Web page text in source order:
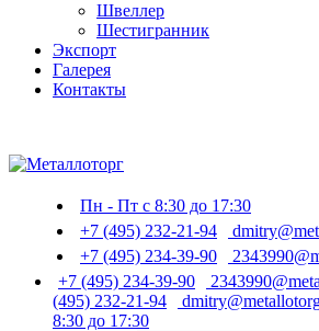
Швеллер
Шестигранник
Экспорт
Галерея
Контакты
Пн - Пт с 8:30 до 17:30
+7 (495) 232-21-94
+7 (495) 234-39-90
+7 (495) 234-39-90
(495) 232-21-94
8:30 до 17:30